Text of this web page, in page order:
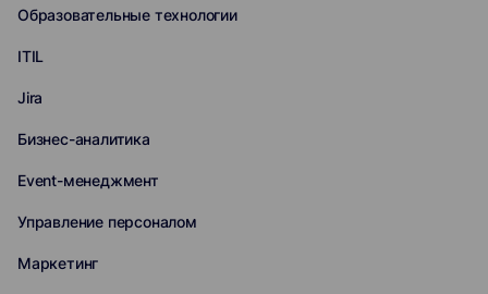
Образовательные технологии
ITIL
Jira
Бизнес-аналитика
Event-менеджмент
Управление персоналом
Маркетинг